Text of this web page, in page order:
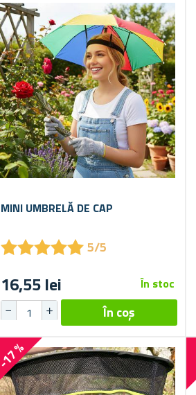
MINI UMBRELĂ DE CAP
★★★★★
★★★★★5/5
16,55 lei În stoc
-17 %